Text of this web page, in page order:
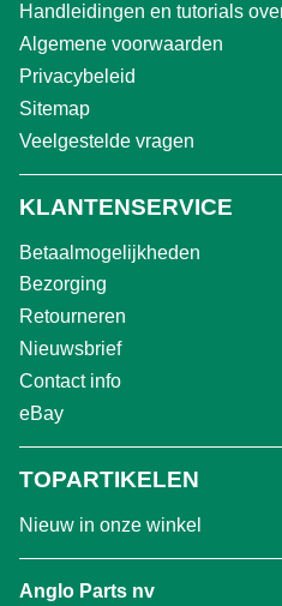
Handleidingen en tutorials
Algemene voorwaarden
Privacybeleid
Sitemap
Veelgestelde vragen
KLANTENSERVICE
Betaalmogelijkheden
Bezorging
Retourneren
Nieuwsbrief
Contact info
eBay
TOPARTIKELEN
Nieuw in onze winkel
Anglo Parts nv